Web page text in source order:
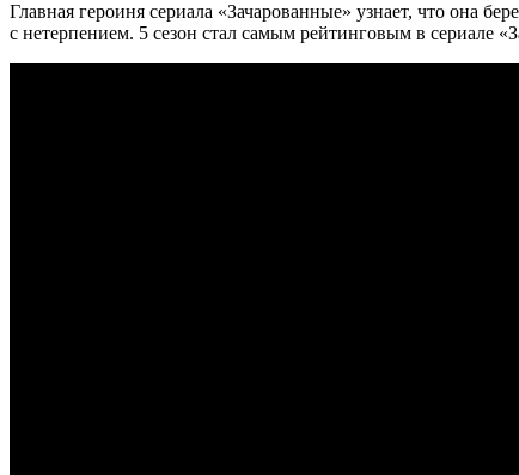
Главная героиня сериала «Зачарованные» узнает, что она
с нетерпением. 5 сезон стал самым рейтинговым в сериале